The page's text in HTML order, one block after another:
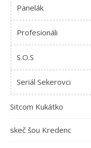
Panelák
Profesionáli
S.O.S
Seriál Sekerovci
Sitcom Kukátko
skeč šou Kredenc